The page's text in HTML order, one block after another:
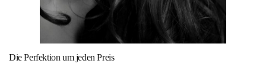
Die Perfektion um jeden Preis